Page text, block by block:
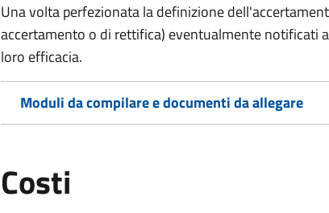
Una volta perfezionata la definizione
accertamento o di rettifica) eventualmente notificati
loro efficacia.
Moduli da compilare e documenti da allegare
Costi